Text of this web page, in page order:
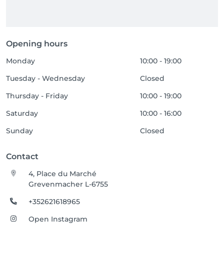
Opening hours
Monday
10:00 - 19:00
Tuesday - Wednesday
Closed
Thursday - Friday
10:00 - 19:00
Saturday
10:00 - 16:00
Sunday
Closed
Contact
4, Place du Marché
Grevenmacher L-6755
+352621618965
Open Instagram